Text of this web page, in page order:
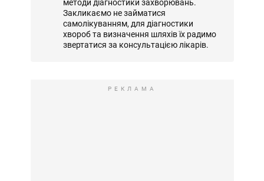
методи діагностики захворювань.
Закликаємо не займатися
самолікуванням, для діагностики
хвороб та визначення шляхів їх радимо
звертатися за консультацією лікарів.
РЕКЛАМА